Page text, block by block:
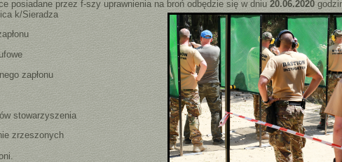
posiadane przez f-szy uprawnienia na broń odbędzie się w dniu20.06.2020
k/Sieradza
zapłonu
stowarzyszenia
zrzeszonych